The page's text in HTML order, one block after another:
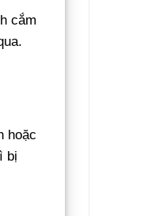
cắm
hoặc
bị